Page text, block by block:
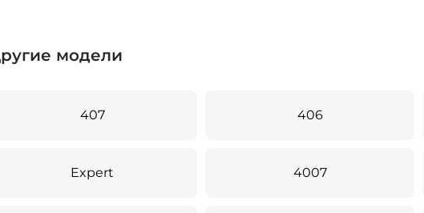
модели
407 406
Expert 4007